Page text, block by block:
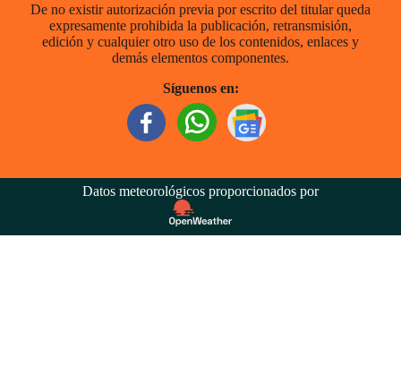
De no existir autorización previa por escrito del titular queda
expresamente prohibida la publicación, retransmisión,
edición y cualquier otro uso de los contenidos, enlaces y
demás elementos componentes.
Síguenos en:
Datos meteorológicos proporcionados por